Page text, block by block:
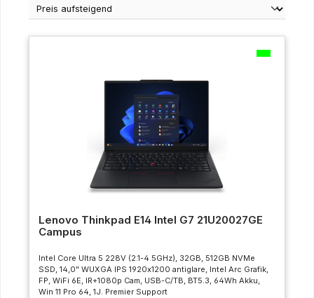
Lenovo Thinkpad E14 Intel G7 21U20027GE
Campus
Intel Core Ultra 5 228V (2.1-4.5GHz), 32GB, 512GB NVMe
SSD, 14,0" WUXGA IPS 1920x1200 antiglare, Intel Arc Grafik,
FP, WiFi 6E, IR+1080p Cam, USB-C/TB, BT5.3, 64Wh Akku,
Win 11 Pro 64, 1J. Premier Support